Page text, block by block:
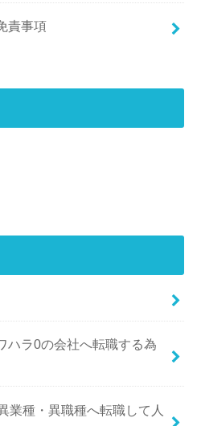
責事項
ハラ0の会社へ転職する為
業種・異職種へ転職して人